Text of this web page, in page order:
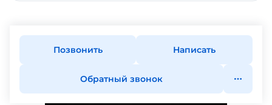
Позвонить Написать
Обратный звонок